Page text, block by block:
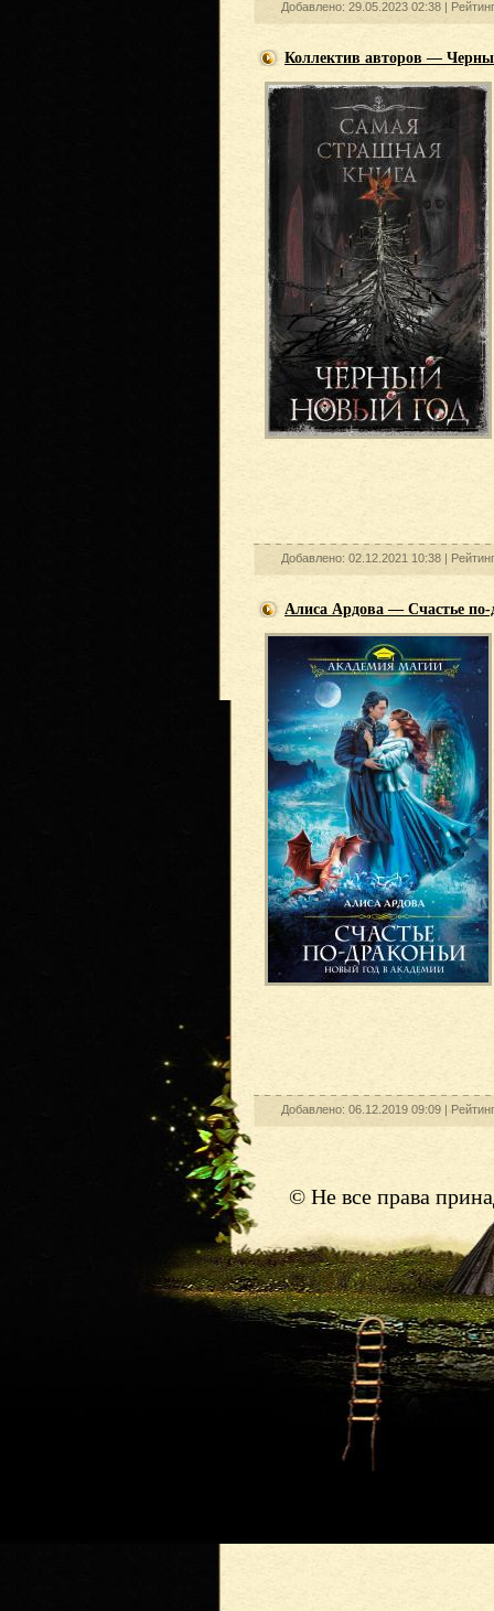
Добавлено: 29.05.2023 02:38 |
Коллектив авторов —
Добавлено: 02.12.2021 10:38 |
Алиса Ардова — Счастье по-
Добавлено: 06.12.2019 09:09 |
© Не все права